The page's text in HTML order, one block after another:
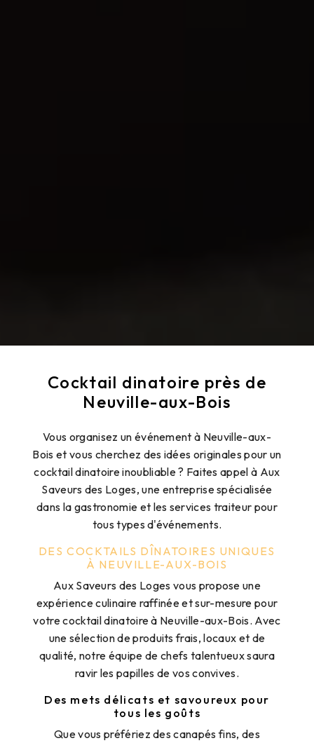
Cocktail dinatoire près de
Neuville-aux-Bois
Vous organisez un événement à Neuville-aux-
Bois et vous cherchez des idées originales pour un
cocktail dinatoire inoubliable ? Faites appel à Aux
Saveurs des Loges, une entreprise spécialisée
dans la gastronomie et les services traiteur pour
tous types d'événements.
DES COCKTAILS DÎNATOIRES UNIQUES
À NEUVILLE-AUX-BOIS
Aux Saveurs des Loges vous propose une
expérience culinaire raffinée et sur-mesure pour
votre cocktail dinatoire à Neuville-aux-Bois. Avec
une sélection de produits frais, locaux et de
qualité, notre équipe de chefs talentueux saura
ravir les papilles de vos convives.
Des mets délicats et savoureux pour
tous les goûts
Que vous préfériez des canapés fins, des